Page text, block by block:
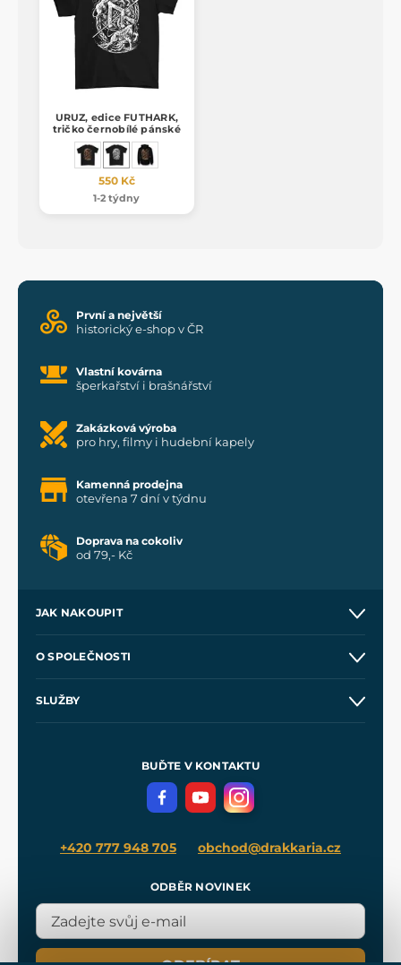
URUZ, edice FUTHARK,
tričko černobílé pánské
550 Kč
1-2 týdny
První a největší
historický e-shop v ČR
Vlastní kovárna
šperkařství i brašnářství
Zakázková výroba
pro hry, filmy i hudební kapely
Kamenná prodejna
otevřena 7 dní v týdnu
Doprava na cokoliv
od 79,- Kč
JAK NAKOUPIT
Velkoobchod
O SPOLEČNOSTI
SLUŽBY
Meče pro Kingdom Come
BUĎTE V KONTAKTU
+420 777 948 705 obchod@drakkaria.cz
ODBĚR NOVINEK